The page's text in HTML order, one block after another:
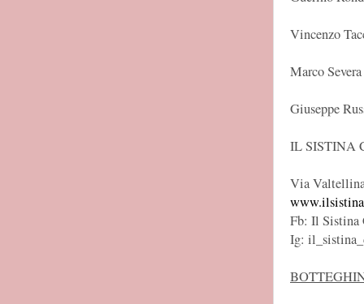
Vincenzo
Marco
Giuseppe
IL SISTINA
Via
Fb: Il Sistina
Ig: